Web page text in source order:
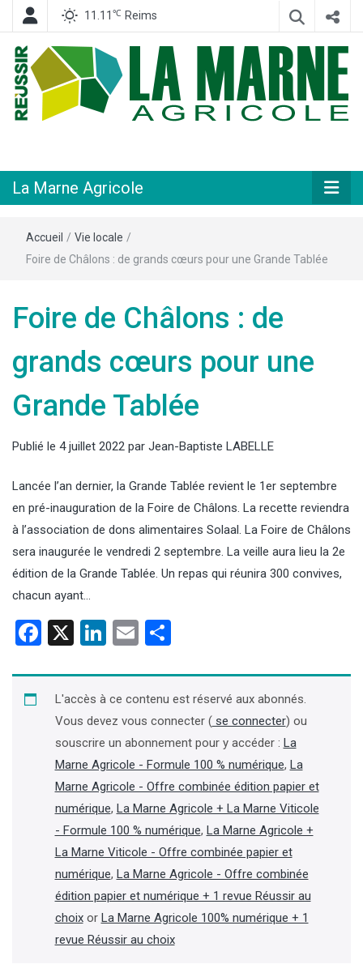
11.11 ℃ Reims
Agricole
La Marne Agricole
Accueil / Vie locale /
Foire de Châlons : de grands cœurs pour une Grande Tablée
Foire de Châlons : de
grands cœurs pour une
Grande Tablée
Publié le 4 juillet 2022 par Jean-Baptiste LABELLE
Lancée l’an dernier, la Grande Tablée revient le 1er septembre
en pré-inauguration de la Foire de Châlons. La recette reviendra
à l’association de dons alimentaires Solaal. La Foire de Châlons
sera inaugurée le vendredi 2 septembre. La veille aura lieu la 2e
édition de la Grande Tablée. Un repas qui réunira 300 convives,
chacun ayant…
Facebook
X LinkedIn
Email
L'accès à ce contenu est réservé aux abonnés.
Vous devez vous connecter (se connecter) ou
souscrire un abonnement pour y accéder : La
Marne Agricole - Formule 100 % numérique, La
Marne Agricole - Offre combinée édition papier et
numérique, La Marne Agricole + La Marne Viticole
- Formule 100 % numérique, La Marne Agricole +
La Marne Viticole - Offre combinée papier et
numérique, La Marne Agricole - Offre combinée
édition papier et numérique + 1 revue Réussir au
choixor La Marne Agricole 100% numérique + 1
revue Réussir au choix